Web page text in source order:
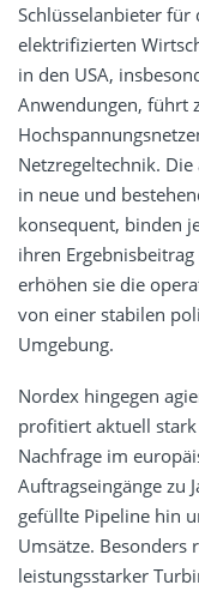
Schlüsselanbieter
elektrifizierten
in den USA,
Anwendungen, führt
Netzregeltechnik.
in neue und
konsequent, binden
ihren
erhöhen sie die
von einer stabilen
Umgebung.
Nordex hingegen
profitiert aktuell
Nachfrage im
Auftragseingänge zu
gefüllte Pipeline hin
Umsätze. Besonders
leistungsstarker